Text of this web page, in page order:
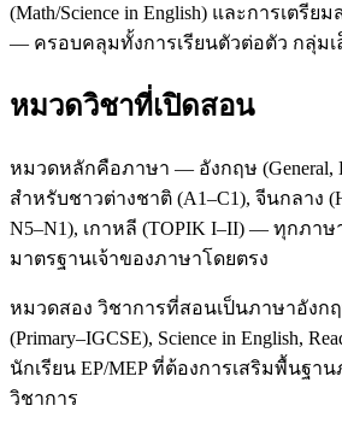
(Math/Science in English) และการเตรีย
— ครอบคลุมทั้งการเรียนตัวต่อตัว กลุ่ม
หมวดวิชาที่เปิดสอน
หมวดหลักคือภาษา — อังกฤษ (General,
สำหรับชาวต่างชาติ (A1–C1), จีนกลาง
N5–N1), เกาหลี (TOPIK I–II) — ทุกภาษ
มาตรฐานเจ้าของภาษาโดยตรง
หมวดสอง วิชาการที่สอนเป็นภาษาอังกฤ
(Primary–IGCSE), Science in English,
นักเรียน EP/MEP ที่ต้องการเสริมพื้นฐา
วิชาการ